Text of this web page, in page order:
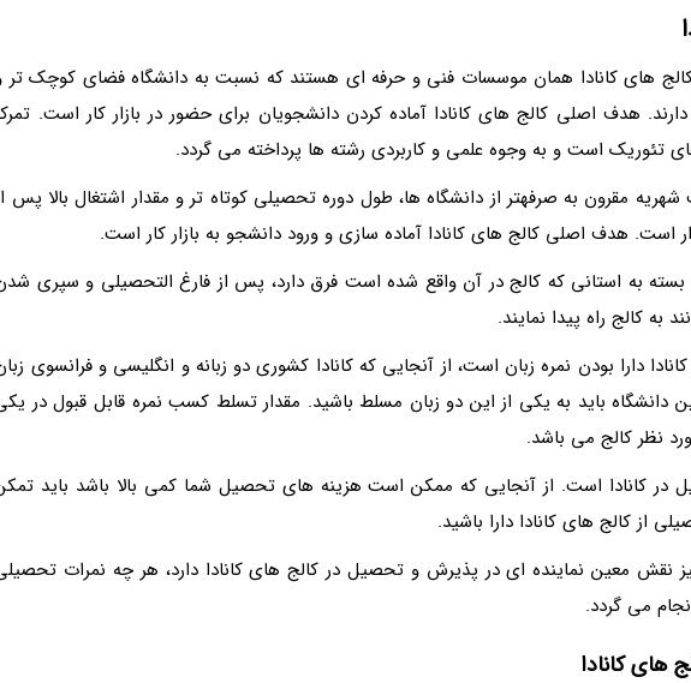
کالج های کانادا همان موسسات فنی و حرفه ای هستند که نسبت به دانشگاه فضای کوچک تر
هدف اصلی کالج های کانادا آماده کردن دانشجویان برای حضور در بازار کار است.
است و به وجوه علمی و کاربردی رشته ها پرداخته می گردد.
مقرون به صرفهتر از دانشگاه ها، طول دوره تحصیلی کوتاه تر و مقدار اشتغال بالا پس
است. هدف اصلی کالج های کانادا آماده سازی و ورود دانشجو به بازار کار است.
بسته به استانی که کالج در آن واقع شده است فرق دارد، پس از فارغ التحصیلی و سپری
دارا بودن نمره زبان است، از آنجایی که کانادا کشوری دو زبانه و انگلیسی و فرانسوی
باید به یکی از این دو زبان مسلط باشید. مقدار تسلط کسب نمره قابل قبول در
نظر کالج می باشد.
در کانادا است. از آنجایی که ممکن است هزینه های تحصیل شما کمی بالا باشد باید
از کالج های کانادا دارا باشید.
نقش معین نماینده ای در پذیرش و تحصیل در کالج های کانادا دارد، هر چه نمرات
می گردد.
های کانادا